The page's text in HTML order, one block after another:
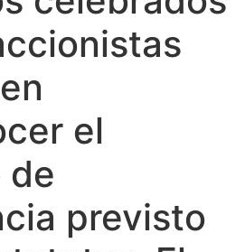
el
de
previsto